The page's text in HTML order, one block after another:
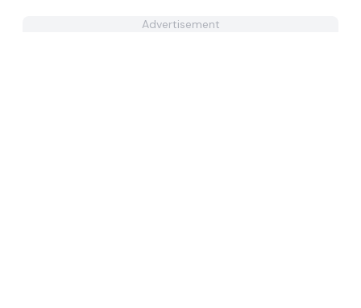
Advertisement